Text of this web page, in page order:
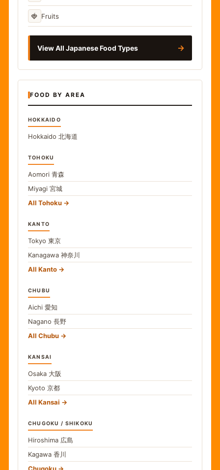
🍓 Fruits
View All Japanese Food Types →
FOOD BY AREA
HOKKAIDO
Hokkaido 北海道
TOHOKU
Aomori 青森
Miyagi 宮城
All Tohoku
KANTO
Tokyo 東京
Kanagawa 神奈川
All Kanto
CHUBU
Aichi 愛知
Nagano 長野
All Chubu
KANSAI
Osaka 大阪
Kyoto 京都
All Kansai
CHUGOKU / SHIKOKU
Hiroshima 広島
Kagawa 香川